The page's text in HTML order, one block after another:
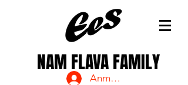
NAM FLAVA FAMILY
Anmelden